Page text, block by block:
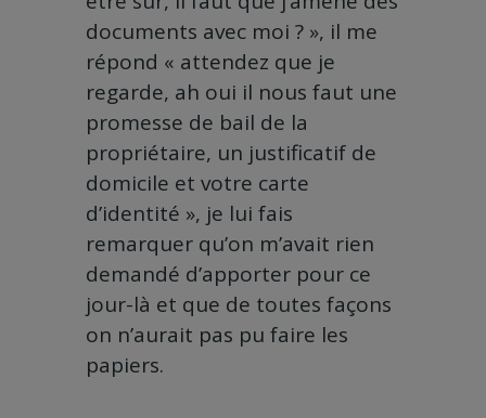
documents avec moi ? », il me
répond « attendez que je
regarde, ah oui il nous faut une
promesse de bail de la
propriétaire, un justificatif de
domicile et votre carte
d’identité », je lui fais
remarquer qu’on m’avait rien
demandé d’apporter pour ce
jour-là et que de toutes façons
on n’aurait pas pu faire les
papiers.